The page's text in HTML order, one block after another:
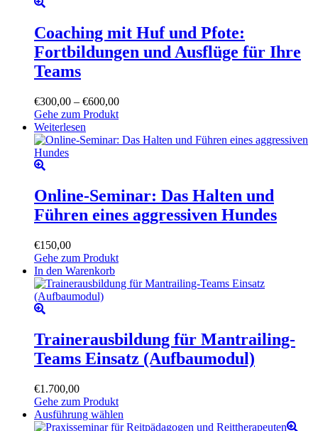
gewählt
werden
auf.
Die
Optionen
Coaching mit Huf und Pfote:
Fortbildungen und Ausflüge für Ihre
Teams
€300,00 – €600,00Preisspanne:
€600,00
Gehe zum Produkt
Weiterlesen
Online-Seminar: Das Halten und
Führen eines aggressiven Hundes
€150,00
Gehe zum Produkt
In den Warenkorb
Trainerausbildung für Mantrailing-
Teams Einsatz (Aufbaumodul)
€1.700,00
Gehe zum Produkt
Ausführung wählen
Produkt